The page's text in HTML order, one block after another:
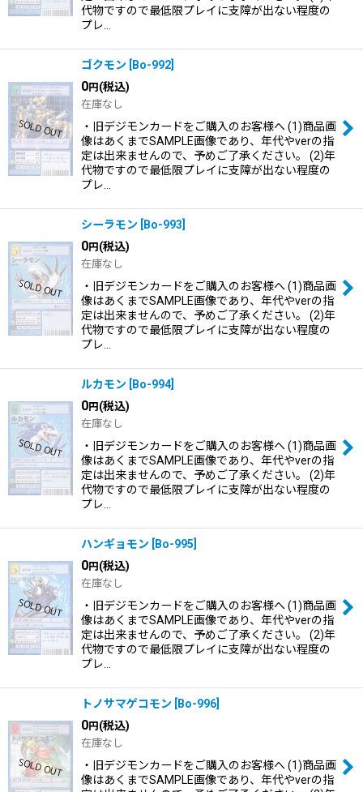
代物ですので最低限プレイに支障が出ない程度の
プレ…
ゴクモン Bo-992
0円(税込)
在庫なし
・旧デジモンカードをご購入のお客様へ (1)商品画
像はあくまでSAMPLE画像であり、年代やverの指
定は出来ませんので、予めご了承ください。 (2)年
代物ですので最低限プレイに支障が出ない程度の
プレ…
シーラモン Bo-993
0円(税込)
在庫なし
・旧デジモンカードをご購入のお客様へ (1)商品画
像はあくまでSAMPLE画像であり、年代やverの指
定は出来ませんので、予めご了承ください。 (2)年
代物ですので最低限プレイに支障が出ない程度の
プレ…
ルカモン Bo-994]
0円(税込)
在庫なし
・旧デジモンカードをご購入のお客様へ (1)商品画
像はあくまでSAMPLE画像であり、年代やverの指
定は出来ませんので、予めご了承ください。 (2)年
代物ですので最低限プレイに支障が出ない程度の
プレ…
ハンギョモン Bo-995
0円(税込)
在庫なし
・旧デジモンカードをご購入のお客様へ (1)商品画
像はあくまでSAMPLE画像であり、年代やverの指
定は出来ませんので、予めご了承ください。 (2)年
代物ですので最低限プレイに支障が出ない程度の
プレ…
トノサマゲコモン Bo-996
0円(税込)
在庫なし
・旧デジモンカードをご購入のお客様へ (1)商品画
像はあくまでSAMPLE画像であり、年代やverの指